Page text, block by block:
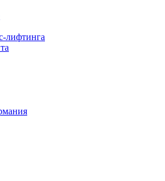
лифтинга